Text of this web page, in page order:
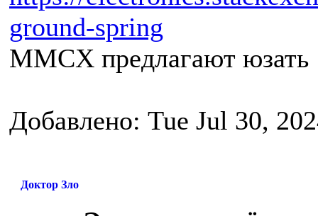
ground-spring
MMCX предлагают юзать
Добавлено: Tue Jul 30,
Доктор Зло